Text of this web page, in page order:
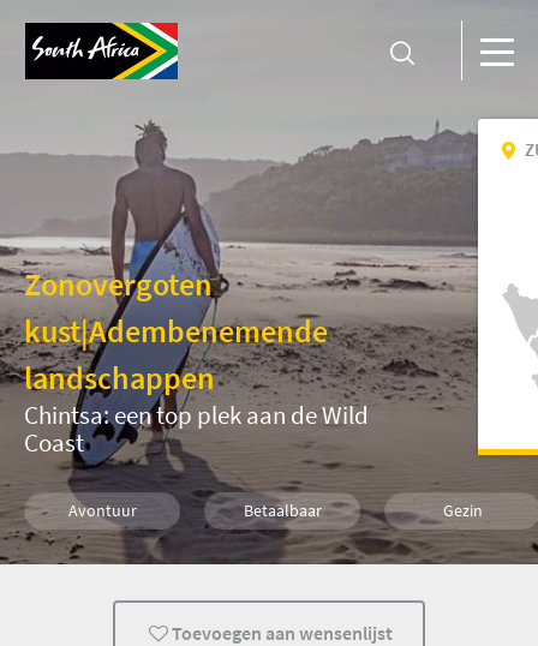
Zonovergoten
kust|Adembenemende
landschappen
Chintsa: een top plek aan de Wild
Coast
Avontuur Betaalbaar Gezin
Toevoegen aan wensenlijst